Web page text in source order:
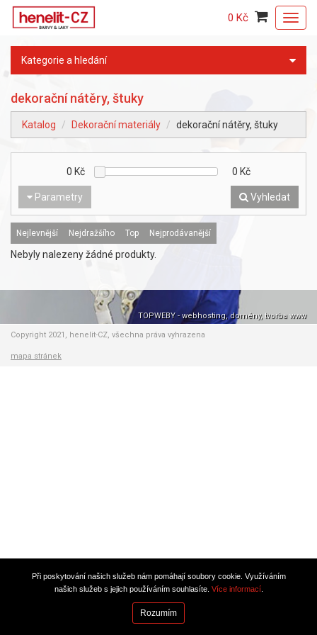
0 Kč
Kategorie a hledání
dekorační nátěry, štuky
Katalog Dekorační materiály dekorační nátěry, štuky
Parametry
0 Kč 0 Kč
Vyhledat
Nejlevnější Nejdražšího Top Nejprodávanější
Nebyly nalezeny žádné produkty.
Copyright 2021, henelit-CZ, všechna práva vyhrazena
mapa stránek
TOPWEBY - webhosting, domény, tvorba www
Při poskytování našich služeb nám pomáhají soubory cookie. Využíváním
našich služeb s jejich používáním souhlasíte. Více informací.
Rozumím